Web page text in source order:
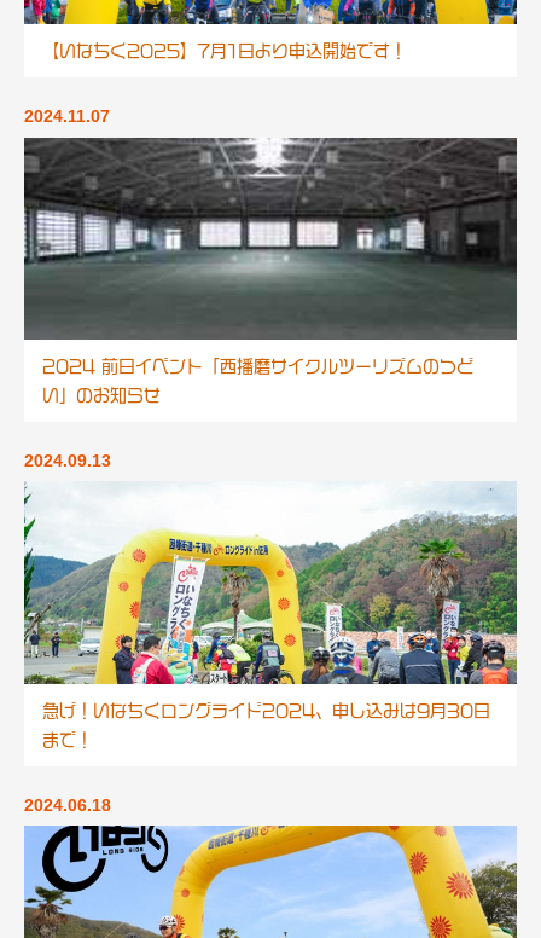
【いなちく2025】7月1日より申込開始です！
2024.11.07
2024 前日イベント「西播磨サイクルツーリズムのつど
い」のお知らせ
2024.09.13
急げ！いなちくロングライド2024、申し込みは9月30日
まで！
2024.06.18